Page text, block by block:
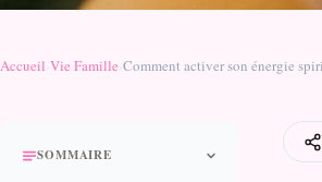
Accueil›Vie Famille›Comment activer son énergie
SOMMAIRE